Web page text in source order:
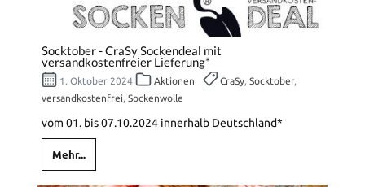
Socktober - CraSy Sockendeal mit
versandkostenfreier Lieferung*
1. Oktober 2024 Aktionen CraSy, Socktober,
versandkostenfrei, Sockenwolle
vom 01. bis 07.10.2024 innerhalb Deutschland*
Mehr...